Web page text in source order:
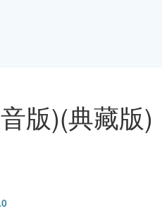
版)(典藏版)